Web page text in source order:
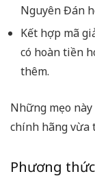
Nguyên Đán
Kết hợp mã
có hoàn tiền
thêm.
Những mẹo
chính hãng vừa
Phương